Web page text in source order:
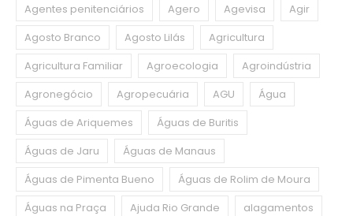
Agentes penitenciários
Agero Agevisa
Agir
Agosto Branco
Agosto Lilás
Agricultura
Agricultura Familiar
Agroecologia
Agroindústria
Agronegócio
Agropecuária AGU
Água
Águas de Ariquemes
Águas de Buritis
Águas de Jaru
Águas de Manaus
Águas de Pimenta Bueno
Águas de Rolim de Moura
Águas na Praça
Ajuda Rio Grande
alagamentos